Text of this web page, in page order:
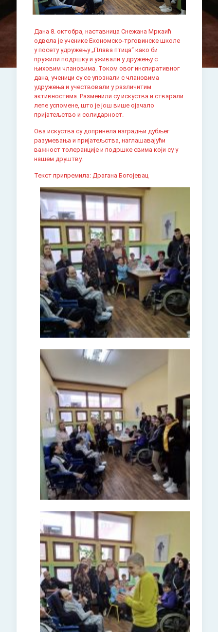
Дана 8. октобра, наставница Снежана Мркаић
одвела је ученике Економско-трговинске школе
у посету удружењу „Плава птица“ како би
пружили подршку и уживали у дружењу с
њиховим члановима. Током овог инспиративног
дана, ученици су се упознали с члановима
удружења и учествовали у различитим
активностима. Разменили су искуства и стварали
лепе успомене, што је још више ојачало
пријатељство и солидарност.
Ова искуства су допринела изградњи дубљег
разумeвања и пријатељства, наглашавајући
важност толеранције и подршке свима који су у
нашем друштву.
Текст припремила: Драгана Богојевац